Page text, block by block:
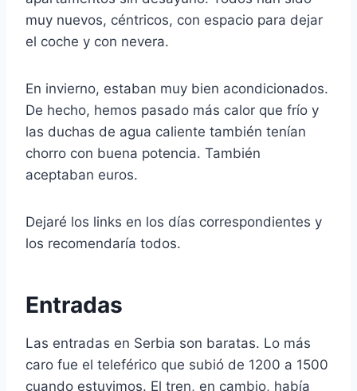
muy nuevos, céntricos, con espacio para dejar
el coche y con nevera.
En invierno, estaban muy bien acondicionados.
De hecho, hemos pasado más calor que frío y
las duchas de agua caliente también tenían
chorro con buena potencia. También
aceptaban euros.
Dejaré los links en los días correspondientes y
los recomendaría todos.
Entradas
Las entradas en Serbia son baratas. Lo más
caro fue el teleférico que subió de 1200 a 1500
cuando estuvimos. El tren, en cambio, había